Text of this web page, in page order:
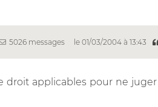
5026 messages le 01/03/2004 à 13:43
droit applicables pour ne juger